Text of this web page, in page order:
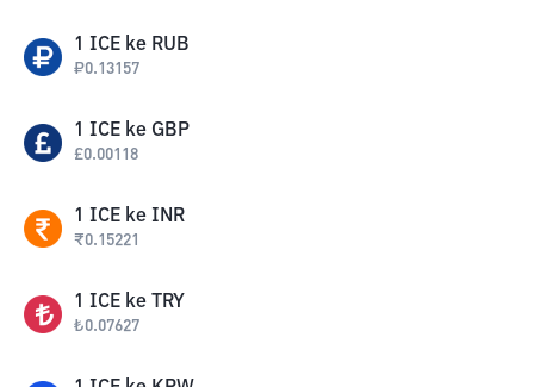
1 ICE ke RUB
₽0.13157
1 ICE ke GBP
£0.00118
1 ICE ke INR
₹0.15221
1 ICE ke TRY
₺0.07627